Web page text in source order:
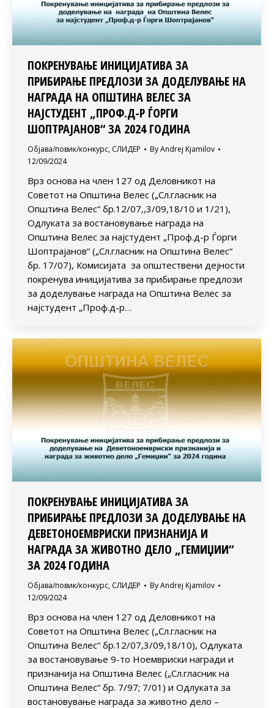
ПОКРЕНУВАЊЕ ИНИЦИЈАТИВА ЗА
ПРИБИРАЊЕ ПРЕДЛОЗИ ЗА ДОДЕЛУВАЊЕ НА
НАГРАДА НА ОПШТИНА ВЕЛЕС ЗА
НАЈСТУДЕНТ „ПРОФ.Д-Р ЃОРГИ
ШОПТРАЈАНОВ“ ЗА 2024 ГОДИНА
Објава/повик/конкурс, СЛИДЕР ByAndrej Kjamilov
12/09/2024
Врз основа на член 127 од Деловникот на
Советот на Општина Велес („Сл.гласник на
Општина Велес“ бр.12/07,,3/09,18/10 и 1/21),
Одлуката за востановување награда на
Општина Велес за најстудент „Проф.д-р Ѓорги
Шоптрајанов“ („Сл.гласник на Општина Велес“
бр. 17/07), Комисијата за општествени дејности
покренува иницијатива за прибирање предлози
за доделување награда на Општина Велес за
најстудент „Проф.д-р…
ПОКРЕНУВАЊЕ ИНИЦИЈАТИВА ЗА
ПРИБИРАЊЕ ПРЕДЛОЗИ ЗА ДОДЕЛУВАЊЕ НА
ДЕВЕТОНОЕМВРИСКИ ПРИЗНАНИЈА И
НАГРАДА ЗА ЖИВОТНО ДЕЛО „ГЕМИЏИИ“
ЗА 2024 ГОДИНА
Објава/повик/конкурс, СЛИДЕР ByAndrej Kjamilov
12/09/2024
Врз основа на член 127 од Деловникот на
Советот на Општина Велес („Сл.гласник на
Општина Велес“ бр.12/07,3/09,18/10), Одлуката
за востановување 9-то Ноемвриски награди и
признанија на Општина Велес („Сл.гласник на
Општина Велес“ бр. 7/97; 7/01) и Одлуката за
востановување награда за животно дело –